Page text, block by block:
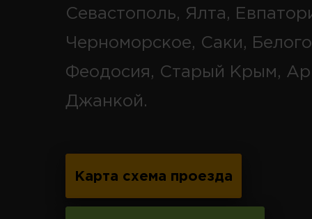
Севастополь, Ялта,
Черноморское, Саки,
Феодосия, Старый Крым,
Джанкой.
Карта схема проезда